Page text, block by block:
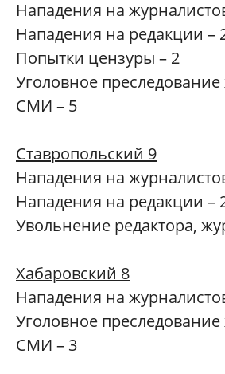
Нападения на
Нападения на редакции –
Попытки цензуры – 2
Уголовное
СМИ – 5
Ставропольский 9
Нападения на
Нападения на редакции –
Увольнение редактора,
Хабаровский 8
Нападения на
Уголовное
СМИ – 3